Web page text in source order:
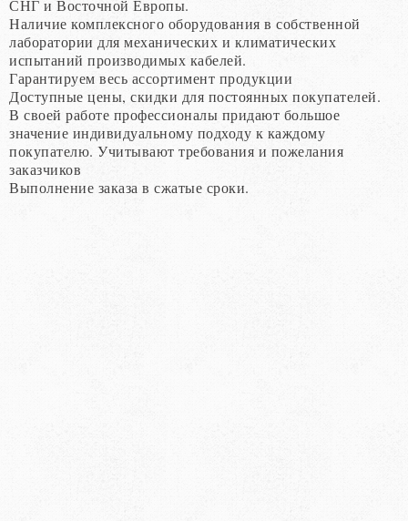
СНГ и Восточной Европы.
Наличие комплексного оборудования в собственной
лаборатории для механических и климатических
испытаний производимых кабелей.
Гарантируем весь ассортимент продукции
Доступные цены, скидки для постоянных покупателей.
В своей работе профессионалы придают большое
значение индивидуальному подходу к каждому
покупателю. Учитывают требования и пожелания
заказчиков
Выполнение заказа в сжатые сроки.